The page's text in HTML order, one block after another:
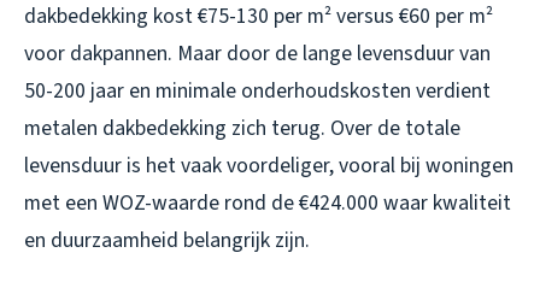
dakbedekking kost €75-130 per m² versus €60 per m²
voor dakpannen. Maar door de lange levensduur van
50-200 jaar en minimale onderhoudskosten verdient
metalen dakbedekking zich terug. Over de totale
levensduur is het vaak voordeliger, vooral bij woningen
met een WOZ-waarde rond de €424.000 waar kwaliteit
en duurzaamheid belangrijk zijn.